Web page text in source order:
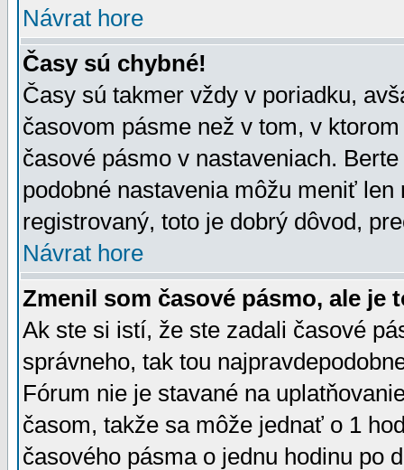
Návrat hore
Časy sú chybné!
Časy sú takmer vždy v poriadku,
časovom pásme než v tom, v
časové pásmo v nastaveniach.
podobné nastavenia môžu meniť
registrovaný, toto je dobrý dôvod,
Návrat hore
Zmenil som časové pásmo, ale je
Ak ste si istí, že ste zadali časové
správneho, tak tou
Fórum nie je stavané na
časom, takže sa môže jednať o 1
časového pásma o jednu hodinu po